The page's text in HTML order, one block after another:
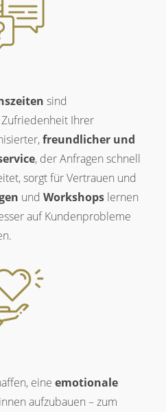
sind
Ihrer
freundlicher und
, der Anfragen schnell
sorgt für Vertrauen und
und Workshops lernen
auf Kundenprobleme
eine emotionale
aufzubauen – zum